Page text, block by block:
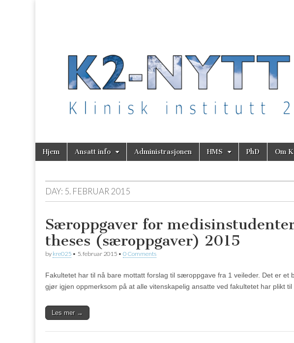
K2 Nytt
Main
menu
Skip
Hjem Ansatt info Administrasjonen HMS PhD Om
DAY: 5. FEBRUAR 2015
Særoppgaver for
theses (særoppgaver) 2015
by kre025 • 5. februar 2015 • 0 Comments
Fakultetet har til nå bare mottatt forslag til særoppgave fra 1 veileder. Det er
gjør igjen oppmerksom på at alle vitenskapelig ansatte ved fakultetet har plikt til
Les mer →